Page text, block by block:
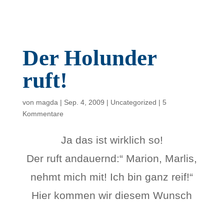
Der Holunder
ruft!
von magda | Sep. 4, 2009 | Uncategorized | 5
Kommentare
Ja das ist wirklich so!
Der ruft andauernd:“ Marion, Marlis,
nehmt mich mit! Ich bin ganz reif!“
Hier kommen wir diesem Wunsch